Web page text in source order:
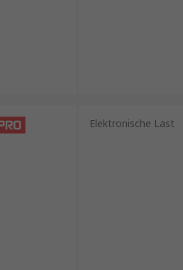
Elektronische Last